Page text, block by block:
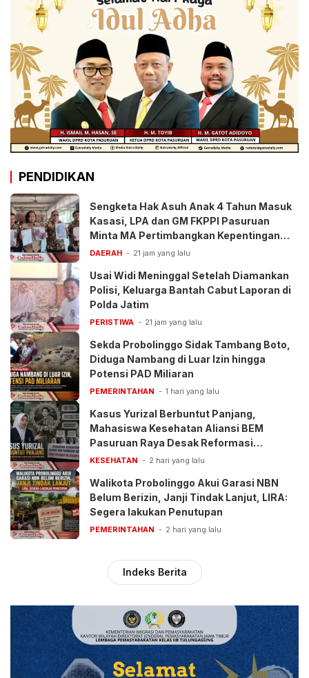
PENDIDIKAN
Sengketa Hak Asuh Anak 4 Tahun Masuk
Kasasi, LPA dan GM FKPPI Pasuruan
Minta MA Pertimbangkan Kepentingan
Anak
DAERAH 21 jam yang lalu
Usai Widi Meninggal Setelah Diamankan
Polisi, Keluarga Bantah Cabut Laporan di
Polda Jatim
PERISTIWA 21 jam yang lalu
Sekda Probolinggo Sidak Tambang Boto,
Diduga Nambang di Luar Izin hingga
Potensi PAD Miliaran
PEMERINTAHAN 1 hari yang lalu
Kasus Yurizal Berbuntut Panjang,
Mahasiswa Kesehatan Aliansi BEM
Pasuruan Raya Desak Reformasi
Pelayanan BPJS
KESEHATAN 2 hari yang lalu
Walikota Probolinggo Akui Garasi NBN
Belum Berizin, Janji Tindak Lanjut, LIRA:
Segera lakukan Penutupan
PEMERINTAHAN 2 hari yang lalu
Indeks Berita